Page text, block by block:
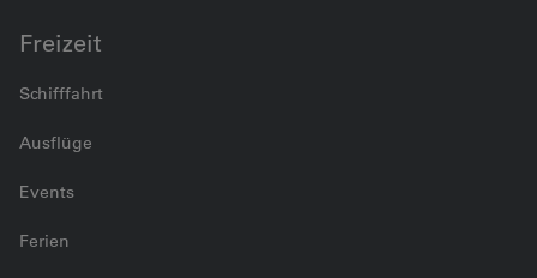
Freizeit
Schifffahrt
Ausflüge
Events
Ferien